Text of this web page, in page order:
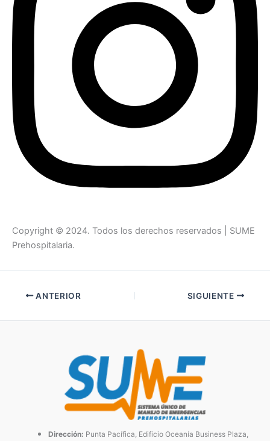
Copyright © 2024. Todos los derechos reservados | SUME
Prehospitalaria.
ANTERIOR SIGUIENTE
Dirección: Punta Pacífica, Edificio Oceanía Business Plaza,